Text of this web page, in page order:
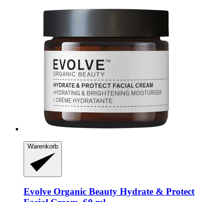
Warenkorb
Evolve Organic Beauty Hydrate & Protect